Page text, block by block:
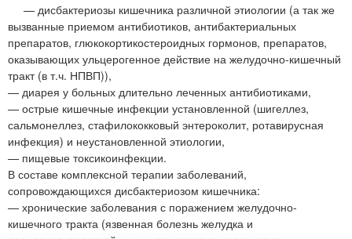
— дисбактериозы кишечника различной этиологии (а так же
вызванные приемом антибиотиков, антибактериальных
препаратов, глюкокортикостероидных гормонов, препаратов,
оказывающих ульцерогенное действие на желудочно-кишечный
тракт (в т.ч. НПВП)),
— диарея у больных длительно леченных антибиотиками,
— острые кишечные инфекции установленной (шигеллез,
сальмонеллез, стафилококковый энтероколит, ротавирусная
инфекция) и неустановленной этиологии,
— пищевые токсикоинфекции.
В составе комплексной терапии заболеваний,
сопровождающихся дисбактериозом кишечника:
— хронические заболевания с поражением желудочно-
кишечного тракта (язвенная болезнь желудка и